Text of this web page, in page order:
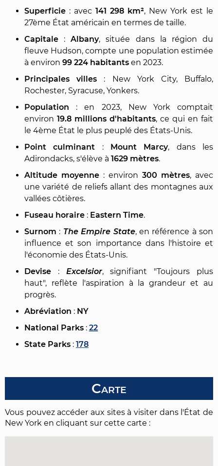
Superficie : avec 141 298 km², New York est le
27ème État américain en termes de taille.
Capitale :Albany, située dans la région du
fleuve Hudson, compte une population estimée
à environ 99 224 habitants en 2023.
Principales villes : New York City, Buffalo,
Rochester, Syracuse, Yonkers.
Population : en 2023, New York comptait
environ 19.8 millions d'habitants, ce qui en fait
le 4ème État le plus peuplé des États-Unis.
Point culminant : Mount Marcy, dans les
Adirondacks, s'élève à 1629 mètres.
Altitude moyenne : environ 300 mètres, avec
une variété de reliefs allant des montagnes aux
vallées côtières.
Fuseau horaire : Eastern Time.
Surnom : The Empire State, en référence à son
influence et son importance dans l'histoire et
l'économie des États-Unis.
Devise : Excelsior, signifiant "Toujours plus
haut", reflète l'aspiration à la grandeur et au
progrès.
Abréviation : NY
National Parks : 22
State Parks : 178
Carte
Vous pouvez accéder aux sites à visiter dans l'État de
New York en cliquant sur cette carte :